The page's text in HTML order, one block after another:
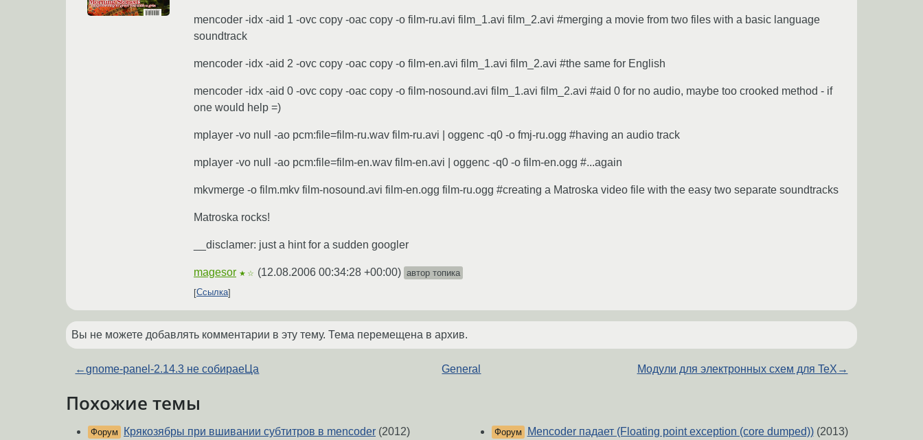
mencoder -idx -aid 1 -ovc copy -oac copy -o film-ru.avi film_1.avi film_2.avi #merging a movie from two files with a basic language
soundtrack
mencoder -idx -aid 2 -ovc copy -oac copy -o film-en.avi film_1.avi film_2.avi #the same for English
mencoder -idx -aid 0 -ovc copy -oac copy -o film-nosound.avi film_1.avi film_2.avi #aid 0 for no audio, maybe too crooked method - if
one would help =)
mplayer -vo null -ao pcm:file=film-ru.wav film-ru.avi | oggenc -q0 -o fmj-ru.ogg #having an audio track
mplayer -vo null -ao pcm:file=film-en.wav film-en.avi | oggenc -q0 -o film-en.ogg #...again
mkvmerge -o film.mkv film-nosound.avi film-en.ogg film-ru.ogg #creating a Matroska video file with the easy two separate soundtracks
Matroska rocks!
__disclamer: just a hint for a sudden googler
magesor ★☆ (12.08.2006 00:34:28 +00:00) автор топика
Ссылка
Вы не можете добавлять комментарии в эту тему. Тема перемещена в архив.
←gnome-panel-2.14.3 не собираеЦа General Модули для электронных схем для TeX →
Похожие темы
Форум Крякозябры при вшивании субтитров в mencoder (2012) Форум Mencoder падает (Floating point exception (core dumped))(2013)